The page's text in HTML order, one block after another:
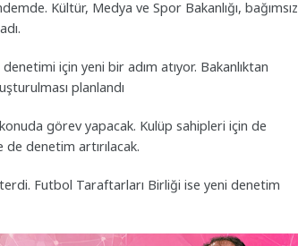
Kültür, Medya ve Spor Bakanlığı, bağımsız
için yeni bir adım atıyor. Bakanlıktan
planlandı
görev yapacak. Kulüp sahipleri için de
de denetim artırılacak.
Futbol Taraftarları Birliği ise yeni denetim